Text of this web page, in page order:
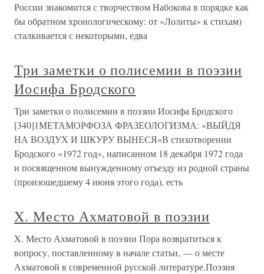
России знакомится с творчеством Набокова в порядке как
бы обратном хронологическому: от «Лолиты» к стихам)
сталкивается с некоторыми, едва
Три заметки о полисемии в поэзии
Иосифа Бродского
Три заметки о полисемии в поэзии Иосифа Бродского
[340]1МЕТАМОРФОЗА ФРАЗЕОЛОГИЗМА: «ВЫЙДЯ
НА ВОЗДУХ И ШКУРУ ВЫНЕСЯ»В стихотворении
Бродского «1972 год», написанном 18 декабря 1972 года
и посвященном вынужденному отъезду из родной страны
(произошедшему 4 июня этого года), есть
X. Место Ахматовой в поэзии
X. Место Ахматовой в поэзии Пора возвратиться к
вопросу, поставленному в начале статьи, — о месте
Ахматовой в современной русской литературе.Поэзия